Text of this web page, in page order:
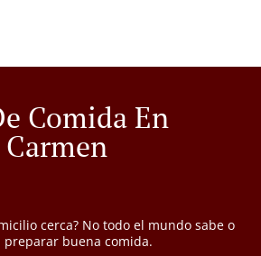
Comida En
cerca? No todo el mundo sabe o
buena comida.